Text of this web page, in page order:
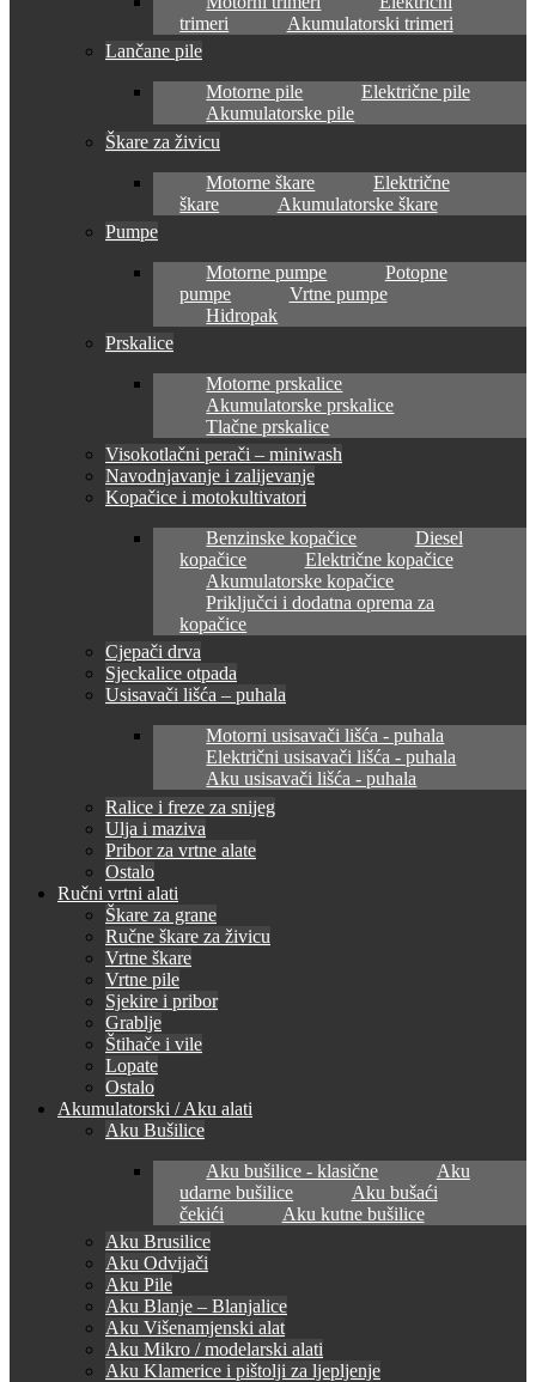
trimeri
Akumulatorski trimeri
Lančane pile
Motorne pile
Električne pile
Akumulatorske pile
Škare za živicu
Motorne škare
Električne
škare
Akumulatorske škare
Pumpe
Motorne pumpe
Potopne
pumpe
Vrtne pumpe
Hidropak
Prskalice
Motorne prskalice
Akumulatorske prskalice
Tlačne prskalice
Visokotlačni perači – miniwash
Navodnjavanje i zalijevanje
Kopačice i motokultivatori
Benzinske kopačice
Diesel
kopačice
Električne kopačice
Akumulatorske kopačice
Priključci i dodatna oprema za
kopačice
Cjepači drva
Sjeckalice otpada
Usisavači lišća – puhala
Motorni usisavači lišća - puhala
Električni usisavači lišća - puhala
Aku usisavači lišća - puhala
Ralice i freze za snijeg
Ulja i maziva
Pribor za vrtne alate
Ostalo
Ručni vrtni alati
Škare za grane
Ručne škare za živicu
Vrtne škare
Vrtne pile
Sjekire i pribor
Grablje
Štihače i vile
Lopate
Ostalo
Akumulatorski / Aku alati
Aku Bušilice
Aku bušilice - klasične
Aku
udarne bušilice
Aku bušaći
čekići
Aku kutne bušilice
Aku Brusilice
Aku Odvijači
Aku Pile
Aku Blanje – Blanjalice
Aku Višenamjenski alat
Aku Mikro / modelarski alati
Aku Klamerice i pištolji za ljepljenje